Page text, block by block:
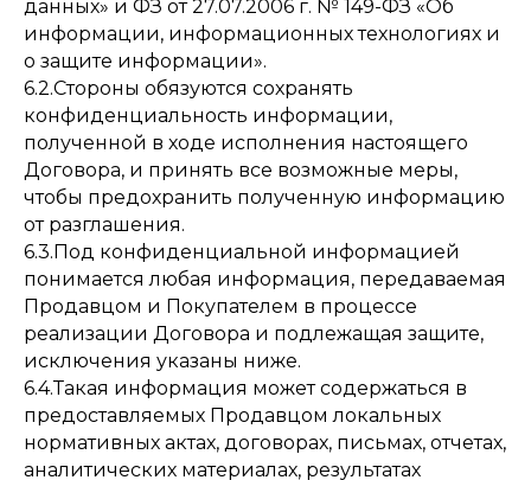
данных» и ФЗ от 27.07.2006 г. № 149-ФЗ «Об
информации, информационных технологиях и
о защите информации».
6.2.Стороны обязуются сохранять
конфиденциальность информации,
полученной в ходе исполнения настоящего
Договора, и принять все возможные меры,
чтобы предохранить полученную информацию
от разглашения.
6.3.Под конфиденциальной информацией
понимается любая информация, передаваемая
Продавцом и Покупателем в процессе
реализации Договора и подлежащая защите,
исключения указаны ниже.
6.4.Такая информация может содержаться в
предоставляемых Продавцом локальных
нормативных актах, договорах, письмах, отчетах,
аналитических материалах, результатах